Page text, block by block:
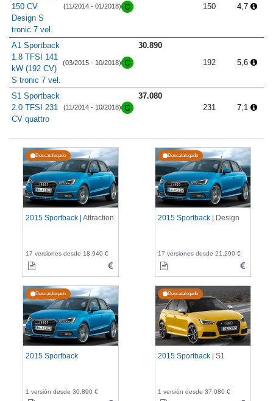
150 CV
Design S
tronic 7 vel.
(11/2014 - 01/2018) 150 4,7
A1 Sportback
1.8 TFSI 141
kW (192 CV)
S tronic 7 vel.
(03/2015 - 10/2018)
30.890
192
5,6
S1 Sportback
2.0 TFSI 231
CV quattro
(11/2014 - 10/2018)
37.080
231
7,1
Descatalogado
2015 Sportback | Attraction
17 versiones desde 18.940 €
Descatalogado
2015 Sportback | Design
17 versiones desde 21.290 €
Descatalogado
2015 Sportback
1 versión desde 30.890 €
Descatalogado
2015 Sportback | S1
1 versión desde 37.080 €